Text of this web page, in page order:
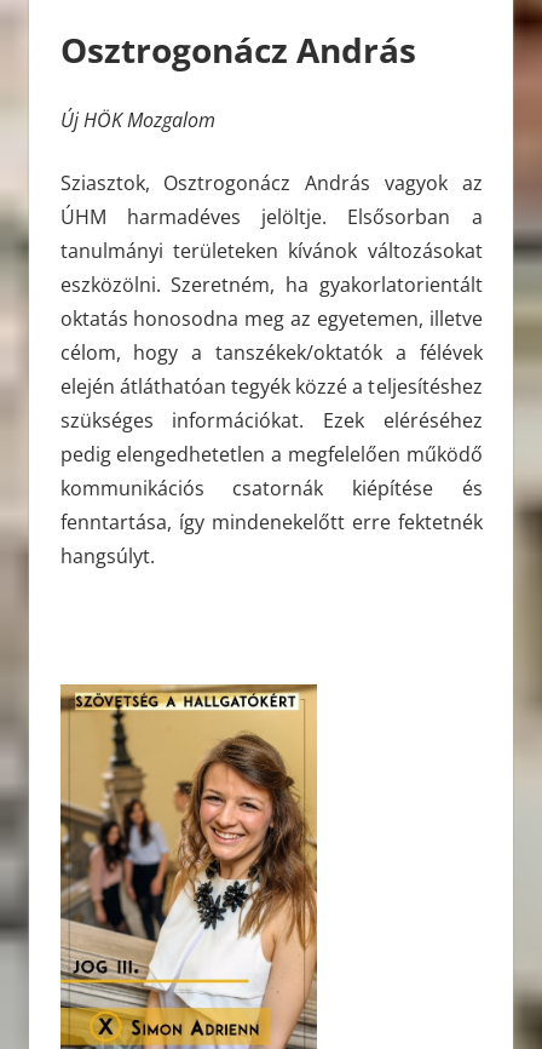
Osztrogonácz András
Új HÖK Mozgalom
Sziasztok, Osztrogonácz András vagyok az
ÚHM harmadéves jelöltje. Elsősorban a
tanulmányi területeken kívánok változásokat
eszközölni. Szeretném, ha gyakorlatorientált
oktatás honosodna meg az egyetemen, illetve
célom, hogy a tanszékek/oktatók a félévek
elején átláthatóan tegyék közzé a teljesítéshez
szükséges információkat. Ezek eléréséhez
pedig elengedhetetlen a megfelelően működő
kommunikációs csatornák kiépítése és
fenntartása, így mindenekelőtt erre fektetnék
hangsúlyt.